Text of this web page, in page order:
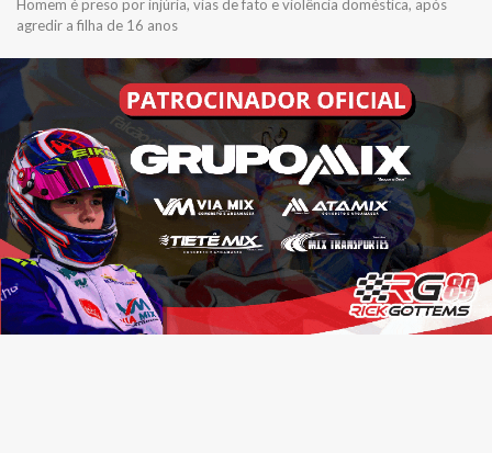
Homem é preso por injúria, vias de fato e violência doméstica, após
agredir a filha de 16 anos